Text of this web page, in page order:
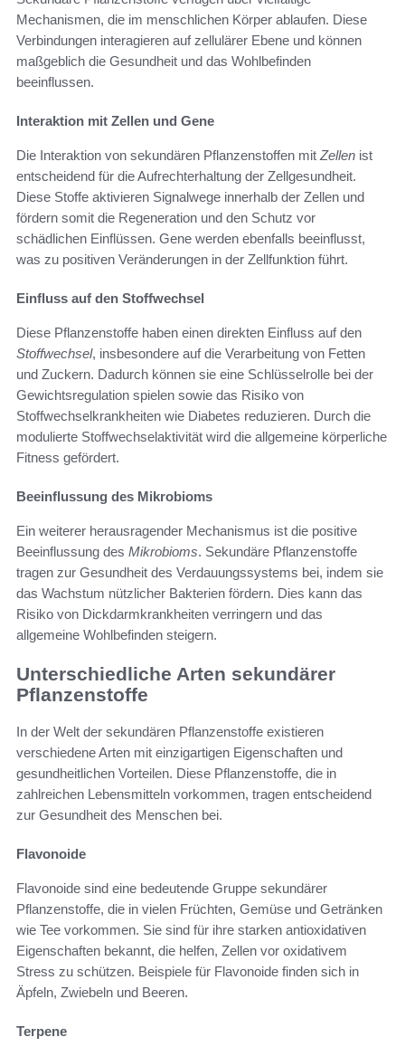
Mechanismen, die im menschlichen Körper ablaufen. Diese
Verbindungen interagieren auf zellulärer Ebene und können
maßgeblich die Gesundheit und das Wohlbefinden
beeinflussen.
Interaktion mit Zellen und Gene
Die Interaktion von sekundären Pflanzenstoffen mitZellen ist
entscheidend für die Aufrechterhaltung der Zellgesundheit.
Diese Stoffe aktivieren Signalwege innerhalb der Zellen und
fördern somit die Regeneration und den Schutz vor
schädlichen Einflüssen. Gene werden ebenfalls beeinflusst,
was zu positiven Veränderungen in der Zellfunktion führt.
Einfluss auf den Stoffwechsel
Diese Pflanzenstoffe haben einen direkten Einfluss auf den
Stoffwechsel, insbesondere auf die Verarbeitung von Fetten
und Zuckern. Dadurch können sie eine Schlüsselrolle bei der
Gewichtsregulation spielen sowie das Risiko von
Stoffwechselkrankheiten wie Diabetes reduzieren. Durch die
modulierte Stoffwechselaktivität wird die allgemeine körperliche
Fitness gefördert.
Beeinflussung des Mikrobioms
Ein weiterer herausragender Mechanismus ist die positive
Beeinflussung des Mikrobioms. Sekundäre Pflanzenstoffe
tragen zur Gesundheit des Verdauungssystems bei, indem sie
das Wachstum nützlicher Bakterien fördern. Dies kann das
Risiko von Dickdarmkrankheiten verringern und das
allgemeine Wohlbefinden steigern.
Unterschiedliche Arten sekundärer
Pflanzenstoffe
In der Welt der sekundären Pflanzenstoffe existieren
verschiedene Arten mit einzigartigen Eigenschaften und
gesundheitlichen Vorteilen. Diese Pflanzenstoffe, die in
zahlreichen Lebensmitteln vorkommen, tragen entscheidend
zur Gesundheit des Menschen bei.
Flavonoide
Flavonoide sind eine bedeutende Gruppe sekundärer
Pflanzenstoffe, die in vielen Früchten, Gemüse und Getränken
wie Tee vorkommen. Sie sind für ihre starken antioxidativen
Eigenschaften bekannt, die helfen, Zellen vor oxidativem
Stress zu schützen. Beispiele für Flavonoide finden sich in
Äpfeln, Zwiebeln und Beeren.
Terpene